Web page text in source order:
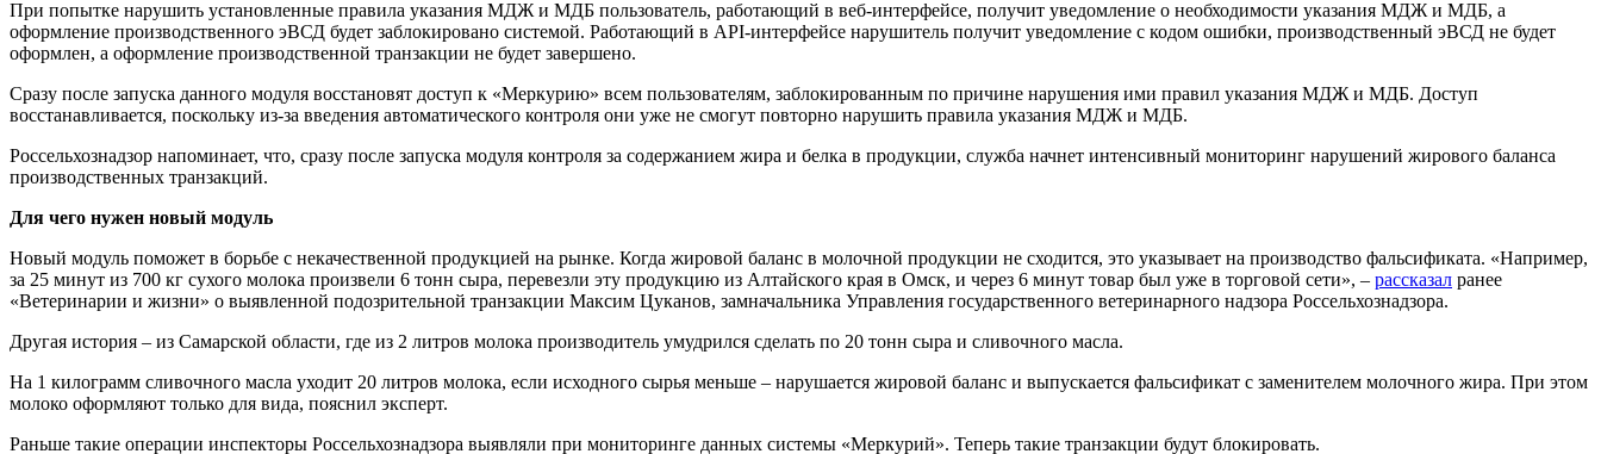
При попытке нарушить установленные правила указания МДЖ и МДБ пользователь, работающий в веб-интерфейсе, получит уведомление о необходимости указания МДЖ и МДБ, а
оформление производственного эВСД будет заблокировано системой. Работающий в API-интерфейсе нарушитель получит уведомление с кодом ошибки, производственный эВСД не будет
оформлен, а оформление производственной транзакции не будет завершено.
Сразу после запуска данного модуля восстановят доступ к «Меркурию» всем пользователям, заблокированным по причине нарушения ими правил указания МДЖ и МДБ. Доступ
восстанавливается, поскольку из-за введения автоматического контроля они уже не смогут повторно нарушить правила указания МДЖ и МДБ.
Россельхознадзор напоминает, что, сразу после запуска модуля контроля за содержанием жира и белка в продукции, служба начнет интенсивный мониторинг нарушений жирового баланса
производственных транзакций.
Для чего нужен новый модуль
Новый модуль поможет в борьбе с некачественной продукцией на рынке. Когда жировой баланс в молочной продукции не сходится, это указывает на производство фальсификата. «Например,
за 25 минут из 700 кг сухого молока произвели 6 тонн сыра, перевезли эту продукцию из Алтайского края в Омск, и через 6 минут товар был уже в торговой сети», – рассказал ранее
«Ветеринарии и жизни» о выявленной подозрительной транзакции Максим Цуканов, замначальника Управления государственного ветеринарного надзора Россельхознадзора.
Другая история – из Самарской области, где из 2 литров молока производитель умудрился сделать по 20 тонн сыра и сливочного масла.
На 1 килограмм сливочного масла уходит 20 литров молока, если исходного сырья меньше – нарушается жировой баланс и выпускается фальсификат с заменителем молочного жира. При этом
молоко оформляют только для вида, пояснил эксперт.
Раньше такие операции инспекторы Россельхознадзора выявляли при мониторинге данных системы «Меркурий». Теперь такие транзакции будут блокировать.